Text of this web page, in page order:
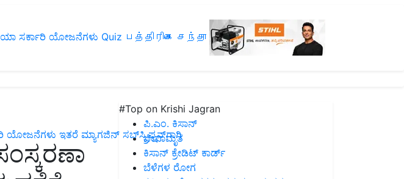
ಸರ್ಕಾರಿ ಯೋಜನೆಗಳು Quiz பத்திரிகை சந்தா
ಯೋಜನೆಗಳು ಇತರೆ ಮ್ಯಾಗಜಿನ್‌ ಸಬ್‌ಸ್ಕ್ರಿಪ್ಷನ್‌ಗಾಗಿ
#Top on Krishi Jagran
ಪಿ.ಎಂ. ಕಿಸಾನ್
ಜೀವಾಮೃತ
ಕಿಸಾನ್ ಕ್ರೇಡಿಟ್ ಕಾರ್ಡ್
ಬೆಳೆಗಳ ರೋಗ